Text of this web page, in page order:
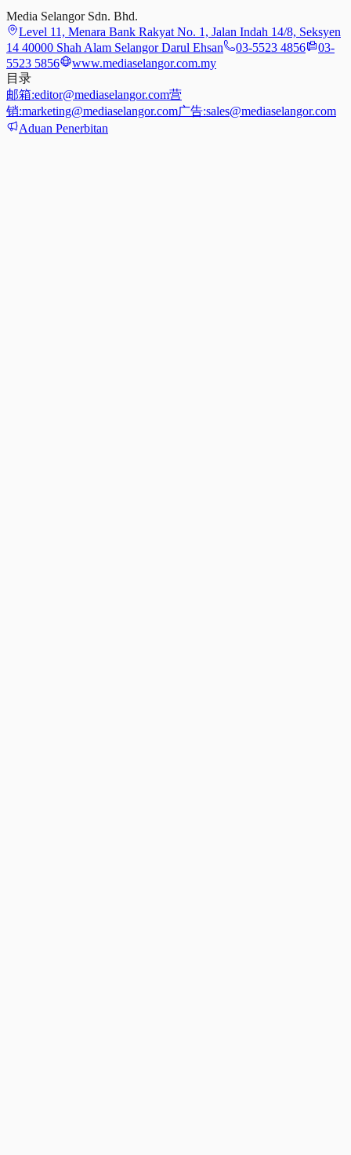
Media Selangor Sdn. Bhd.
Level 11, Menara Bank Rakyat No. 1, Jalan Indah 14/8, Seksyen
14 40000 Shah Alam Selangor Darul Ehsan
03-5523 4856
03-
5523 5856
www.mediaselangor.com.my
目录
邮箱:editor@mediaselangor.com营
销:marketing@mediaselangor.com广告:sales@mediaselangor.com
Aduan Penerbitan